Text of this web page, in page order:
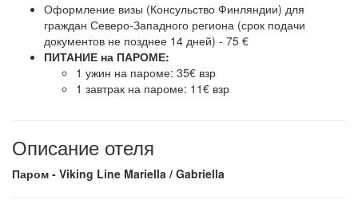
Оформление визы (Консульство Финляндии) для
граждан Северо-Западного региона (срок подачи
документов не позднее 14 дней) - 75 €
ПИТАНИЕ на ПАРОМЕ:
1 ужин на пароме: 35€ взр
1 завтрак на пароме: 11€ взр
Описание отеля
Паром - Viking Line Mariella / Gabriella